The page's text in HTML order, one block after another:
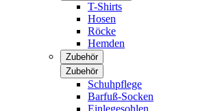
T-Shirts
Hosen
Röcke
Hemden
Zubehör
Zubehör
Schuhpflege
Barfuß-Socken
Einlegesohlen